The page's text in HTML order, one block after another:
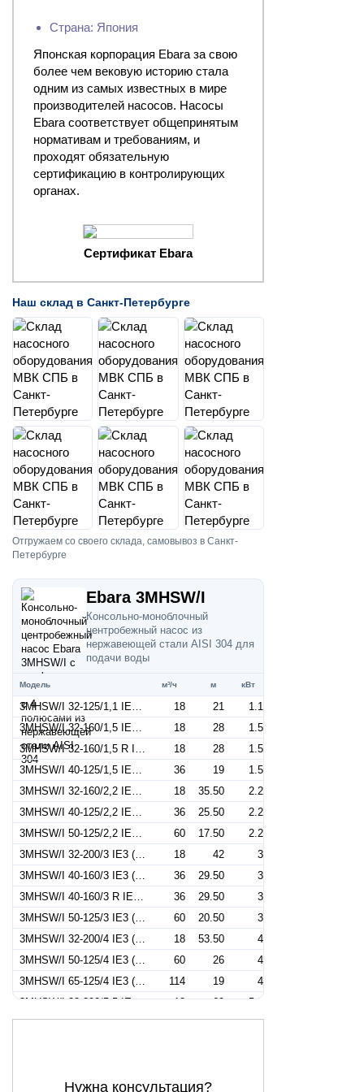
Страна: Япония
Японская корпорация Ebara за свою
более чем вековую историю стала
одним из самых известных в мире
производителей насосов. Насосы
Ebara соответствует общепринятым
нормативам и требованиям, и
проходят обязательную
сертификацию в контролирующих
органах.
Сертификат Ebara
Наш склад в Санкт-Петербурге
Отгружаем со своего склада, самовывоз в Санкт-
Петербурге
Ebara 3MHSW/I
Консольно-моноблочный
центробежный насос из
нержавеющей стали AISI 304 для
подачи воды
Модель м³/ч м кВт
3MHSW/I 32-125/1,1 IE3 (Артикул 1300209404I) 18 21
1.1
3MHSW/I 32-160/1,5 IE3 (Артикул 1300209604I)
18 28
1.5
3MHSW/I 32-160/1,5 R IE3 (Артикул 1300209204I)
18 28
1.5
3MHSW/I 40-125/1,5 IE3 (Артикул 1320379104I)
36 19
1.5
3MHSW/I 32-160/2,2 IE3 (Артикул 1300309104I)
18 35.50
2.2
3MHSW/I 40-125/2,2 IE3 (Артикул 1329279204I)
36 25.50
2.2
3MHSW/I 50-125/2,2 IE3 (Артикул 1330509104I)
60 17.50
2.2
3MHSW/I 32-200/3 IE3 (Артикул 1310409104I)
18 42
3
3MHSW/I 40-160/3 IE3 (Артикул 1320409304I)
36 29.50
3
3MHSW/I 40-160/3 R IE3 (Артикул 1320409104I)
36 29.50
3
3MHSW/I 50-125/3 IE3 (Артикул 1330559104I)
60 20.50
3
3MHSW/I 32-200/4 IE3 (Артикул 1310559104I)
18 53.50
4
3MHSW/I 50-125/4 IE3 (Артикул 1330409104I)
60 26
4
3MHSW/I 65-125/4 IE3 (Артикул 1344129104I)
114 19
4
3MHSW/I 32-200/5,5 IE3 (Артикул 1310759106I)
18 69
5.5
3MHSW/I 40-200/5,5 IE3 (Артикул 1330759104I)
36 45.50
5.5
3MHSW/I 65-125/5,5 IE3 (Артикул 1344139304I)
126
Нужна консультация?